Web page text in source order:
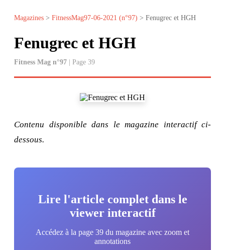
Magazines > FitnessMag97-06-2021 (n°97) > Fenugrec et HGH
Fenugrec et HGH
Fitness Mag n°97 | Page 39
Contenu disponible dans le magazine interactif ci-
dessous.
Lire l'article complet dans le
viewer interactif
Accédez à la page 39 du magazine avec zoom et
annotations